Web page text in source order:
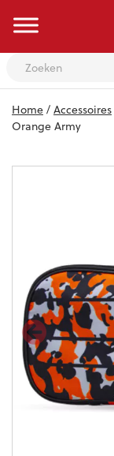
content
Home/Accessoires
Orange Army